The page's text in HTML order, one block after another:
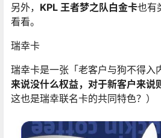
另外， KPL 王者梦之队白金卡也有
看看。
瑞幸卡
瑞幸卡是一张「老客户与狗不得入
来说没什么权益，对于新客户来说
这也是瑞幸联名卡的共同特色？）